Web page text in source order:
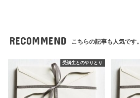
RECOMMEND こちらの記事も人気です。
受講生とのやりとり